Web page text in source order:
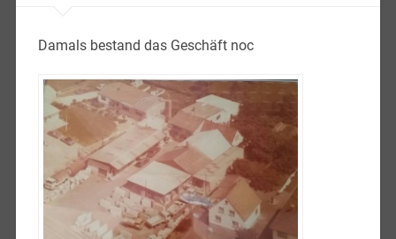
Damals bestand das Geschäft noc